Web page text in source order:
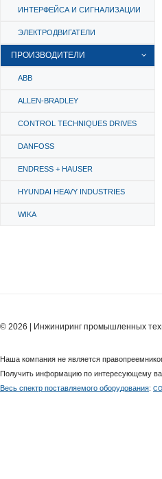
ИНТЕРФЕЙСА И СИГНАЛИЗАЦИИ
ЭЛЕКТРОДВИГАТЕЛИ
ПРОИЗВОДИТЕЛИ
ABB
ALLEN-BRADLEY
CONTROL TECHNIQUES DRIVES
DANFOSS
ENDRESS + HAUSER
HYUNDAI HEAVY INDUSTRIES
WIKA
© 2026 | Инжиниринг промышленных
Наша компания не является
Получить информацию по интересующему
Весь спектр поставляемого оборудования: